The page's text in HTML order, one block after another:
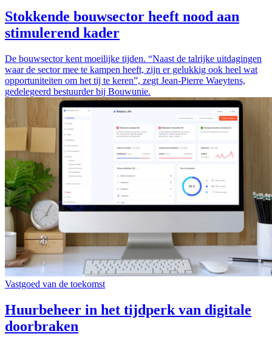
Stokkende bouwsector heeft nood aan
stimulerend kader
De bouwsector kent moeilijke tijden. “Naast de talrijke uitdagingen
waar de sector mee te kampen heeft, zijn er gelukkig ook heel wat
opportuniteiten om het tij te keren”, zegt Jean-Pierre Waeytens,
gedelegeerd bestuurder bij Bouwunie.
Vastgoed van de toekomst
Huurbeheer in het tijdperk van digitale
doorbraken